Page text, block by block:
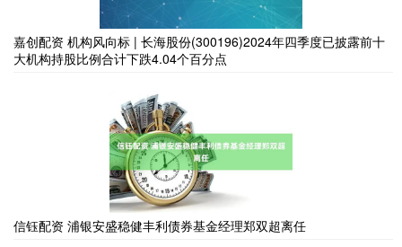
嘉创配资 机构风向标 | 长海股份(300196)2024年四季度已披露前十
大机构持股比例合计下跌4.04个百分点
信钰配资 浦银安盛稳健丰利债券基金经理郑双超离任